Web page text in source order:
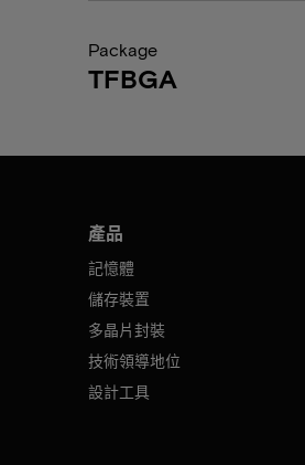
Package
TFBGA
產品
記憶體
儲存裝置
多晶片封裝
技術領導地位
設計工具